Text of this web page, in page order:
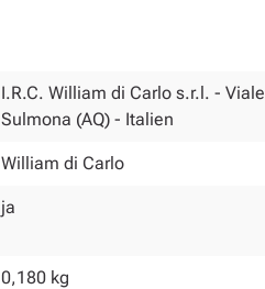
I.R.C. William di Carlo s.r.l. -
Sulmona (AQ) - Italien
William di Carlo
ja
0,180 kg